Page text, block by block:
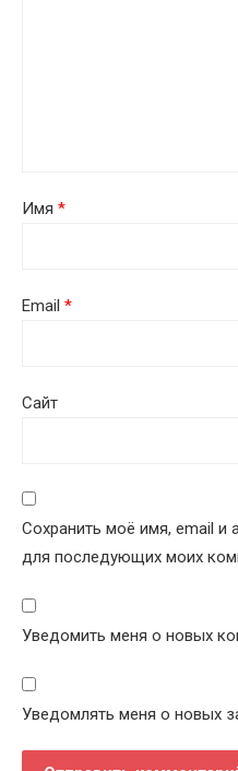
Имя *
Email *
Сайт
Сохранить моё имя, email и
для последующих моих
Уведомить меня о новых
Уведомлять меня о новых